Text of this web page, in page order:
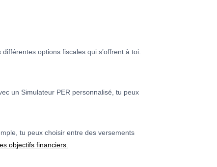
options fiscales qui s’offrent à toi.
un Simulateur PER personnalisé, tu peux
tu peux choisir entre des versements
objectifs financiers.